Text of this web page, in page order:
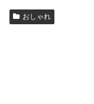
おしゃれ